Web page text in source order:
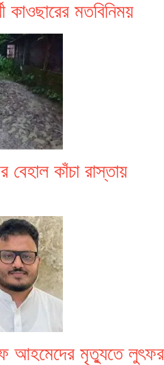
কাওছারের মতবিনিময়
বেহাল কাঁচা রাস্তায়
আহমেদের মৃত্যুতে লুৎফর